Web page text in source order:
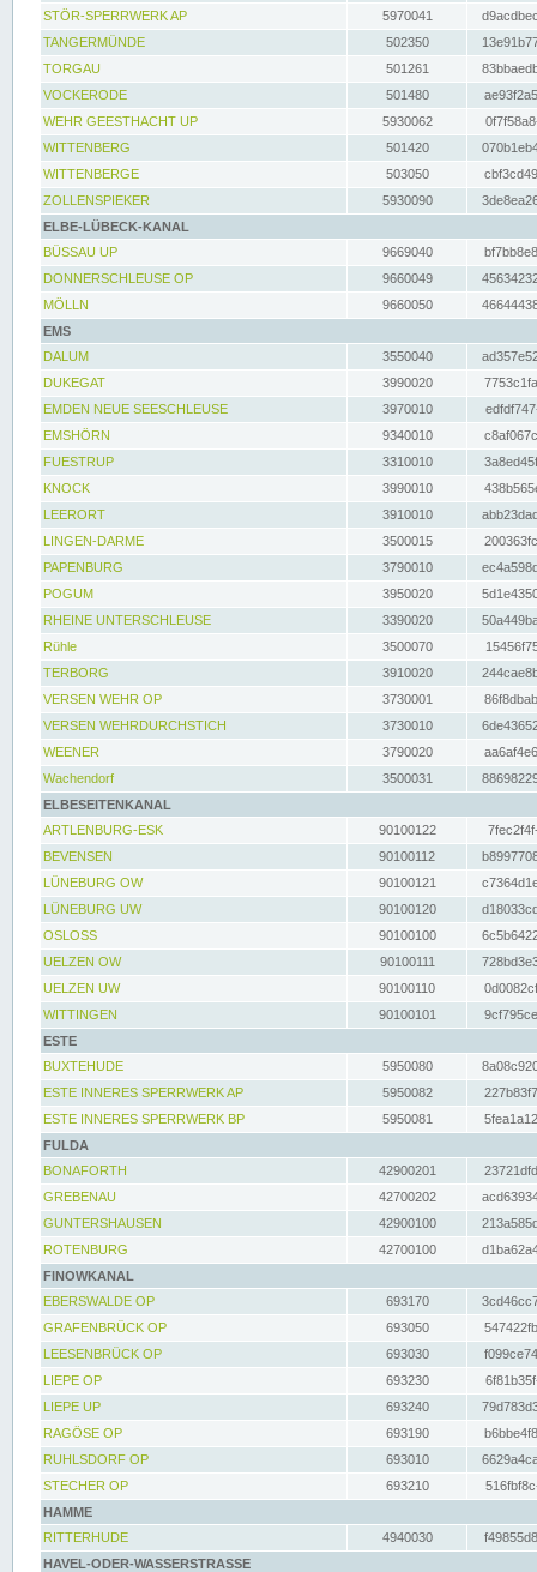
STÖR-SPERRWERK AP 5970041
TANGERMÜNDE
502350
TORGAU
501261
VOCKERODE
501480
WEHR GEESTHACHT UP
5930062
WITTENBERG
501420
WITTENBERGE
503050
ZOLLENSPIEKER
5930090
ELBE-LÜBECK-KANAL
BÜSSAU UP
9669040
DONNERSCHLEUSE OP
9660049
MÖLLN
9660050
EMS
DALUM
3550040
DUKEGAT
3990020
EMDEN NEUE SEESCHLEUSE
3970010
EMSHÖRN
9340010
FUESTRUP
3310010
KNOCK
3990010
LEERORT
3910010
LINGEN-DARME
3500015
PAPENBURG
3790010
POGUM
3950020
RHEINE UNTERSCHLEUSE
3390020
Rühle
3500070
TERBORG
3910020
VERSEN WEHR OP
3730001
VERSEN WEHRDURCHSTICH
3730010
WEENER
3790020
Wachendorf
3500031
ELBESEITENKANAL
ARTLENBURG-ESK
90100122
BEVENSEN
90100112
LÜNEBURG OW
90100121
LÜNEBURG UW
90100120
OSLOSS
90100100
UELZEN OW
90100111
UELZEN UW
90100110
WITTINGEN
90100101
ESTE
BUXTEHUDE
5950080
ESTE INNERES SPERRWERK AP
5950082
ESTE INNERES SPERRWERK BP
5950081
FULDA
BONAFORTH
42900201
GREBENAU
42700202
GUNTERSHAUSEN
42900100
ROTENBURG
42700100
FINOWKANAL
EBERSWALDE OP
693170
GRAFENBRÜCK OP
693050
LEESENBRÜCK OP
693030
LIEPE OP
693230
LIEPE UP
693240
RAGÖSE OP
693190
RUHLSDORF OP
693010
STECHER OP
693210
HAMME
RITTERHUDE
4940030
HAVEL-ODER-WASSERSTRASSE